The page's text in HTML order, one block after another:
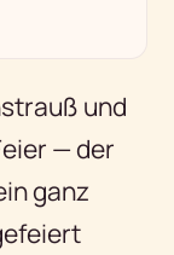
und
— der
ganz